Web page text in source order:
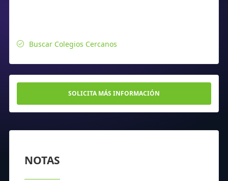
Buscar Colegios Cercanos
SOLICITA MÁS INFORMACIÓN
NOTAS